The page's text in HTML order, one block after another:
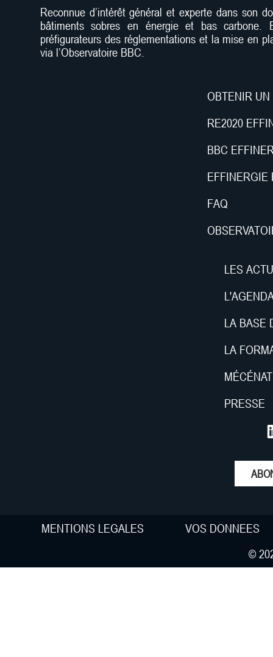
Reconnue d’intérêt général et experte dans son
bâtiments sobres en énergie et bas
préfigurateurs des réglementations et la mise en
via l’Observatoire BBC.
OBTENIR
RE2020
BBC
EFFINERGIE
FAQ
LES
LA BASE
LA
MÉCÉNAT
PRESSE
MENTIONS LEGALES
VOS DONNEES
©